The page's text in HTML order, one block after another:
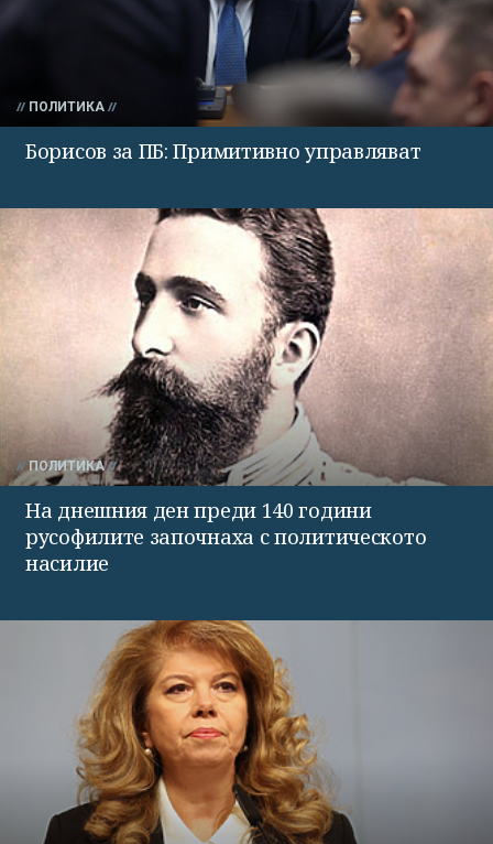
ПОЛИТИКА
Борисов за ПБ: Примитивно управляват
ПОЛИТИКА
На днешния ден преди 140 години
русофилите започнаха с политическото
насилие